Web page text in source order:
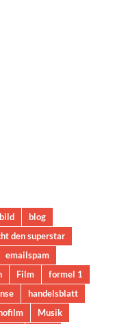
bild
blog
den superstar
emailspam
Film
formel 1
handelsblatt
Musik